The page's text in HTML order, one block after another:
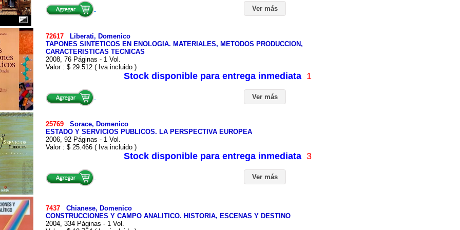
Ver más
72617
Liberati, Domenico
TAPONES SINTETICOS EN ENOLOGIA. MATERIALES, METODOS PRODUCCION,
CARACTERISTICAS TECNICAS
2008, 76 Páginas - 1 Vol.
Valor : $ 29.512 ( Iva incluido )
Stock disponible para entrega inmediata 1
Ver más
25769 Sorace, Domenico
ESTADO Y SERVICIOS PUBLICOS. LA PERSPECTIVA EUROPEA
2006, 92 Páginas - 1 Vol.
Valor : $ 25.466 ( Iva incluido )
Stock disponible para entrega inmediata 3
Ver más
7437 Chianese, Domenico
CONSTRUCCIONES Y CAMPO ANALITICO. HISTORIA, ESCENAS Y DESTINO
2004, 334 Páginas - 1 Vol.